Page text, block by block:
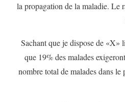
la propagation de la maladie. Le
«Sachant que je dispose de
que 19% des malades
nombre total de malades dans